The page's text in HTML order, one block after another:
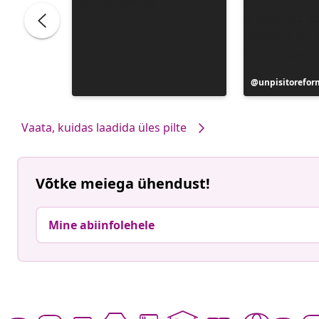
Postitus
avaldatud
Vaata, kuidas laadida üles pilte
Võtke meiega ühendust!
Mine abiinfolehele